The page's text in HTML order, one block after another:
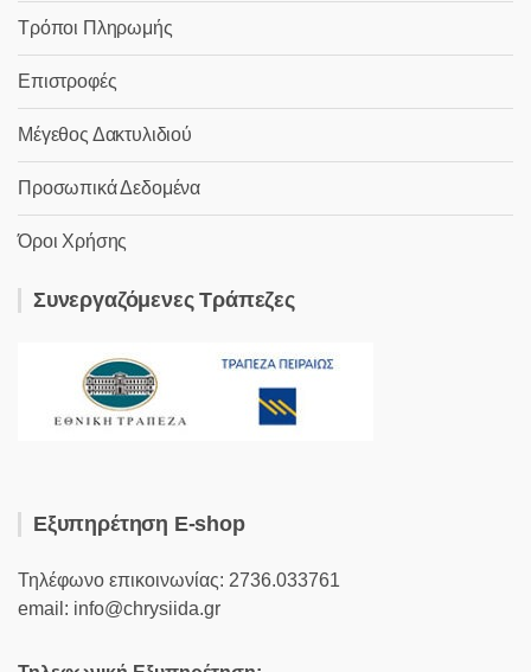
Τρόποι Πληρωμής
Επιστροφές
Μέγεθος Δακτυλιδιού
Προσωπικά Δεδομένα
Όροι Χρήσης
Συνεργαζόμενες Τράπεζες
Εξυπηρέτηση E-shop
Τηλέφωνο επικοινωνίας: 2736.033761
email: info@chrysiida.gr